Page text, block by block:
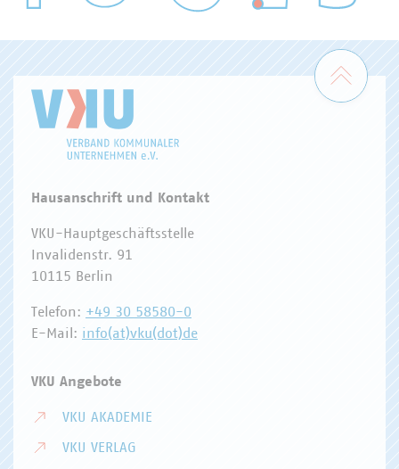
WASSER/ABWASSER
Zum
Hausanschrift und Kontakt
VKU-Hauptgeschäftsstelle
Invalidenstr. 91
10115 Berlin
Telefon: +49 30 58580-0
E-Mail: info(at)vku(dot)de
VKU Angebote
VKU AKADEMIE
VKU VERLAG